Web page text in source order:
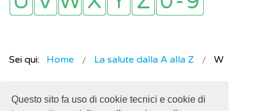
Questo sito fa uso di cookie tecnici e cookie di
Sei qui: Home La salute dalla A alla Z W